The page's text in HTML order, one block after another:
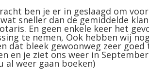
ben je er in geslaagd om
sneller dan de gemiddelde
En geen enkele keer het
te nemen, Ook hebben wij
dat bleek gewoonweg zeer goed
en je ziet ons weer in
al weer gaan boeken)